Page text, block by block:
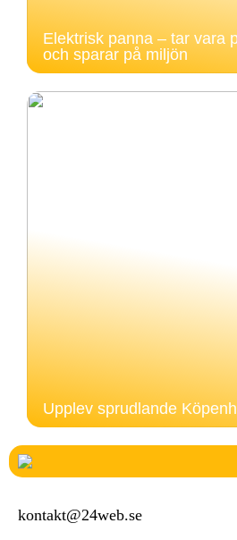
Elektrisk panna – tar vara
och sparar på miljön
Upplev sprudlande
kontakt@24web.se